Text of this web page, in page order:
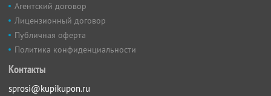
Агентский договор
Лицензионный договор
Публичная оферта
Политика конфиденциальности
Контакты
sprosi@kupikupon.ru